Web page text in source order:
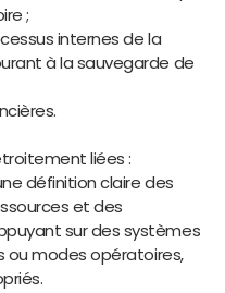
;
internes de la
à la sauvegarde de
liées :
définition claire des
et des
sur des systèmes
ou modes opératoires,